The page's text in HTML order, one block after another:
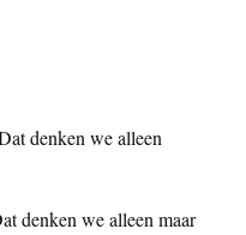
denken we alleen
denken we alleen maar